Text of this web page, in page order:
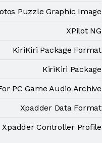
Puzzle Graphic Image
XPilot NG
KiriKiri Package Format
KiriKiri Package
PC Game Audio Archive
Xpadder Data Format
Xpadder Controller Profile